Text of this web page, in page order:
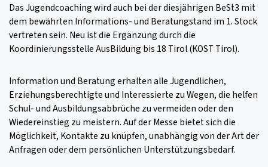
Das Jugendcoaching wird auch bei der diesjährigen BeSt3 mit
dem bewährten Informations- und Beratungstand im 1. Stock
vertreten sein. Neu ist die Ergänzung durch die
Koordinierungsstelle AusBildung bis 18 Tirol (KOST Tirol).
Information und Beratung erhalten alle Jugendlichen,
Erziehungsberechtigte und Interessierte zu Wegen, die helfen
Schul- und Ausbildungsabbrüche zu vermeiden oder den
Wiedereinstieg zu meistern. Auf der Messe bietet sich die
Möglichkeit, Kontakte zu knüpfen, unabhängig von der Art der
Anfragen oder dem persönlichen Unterstützungsbedarf.